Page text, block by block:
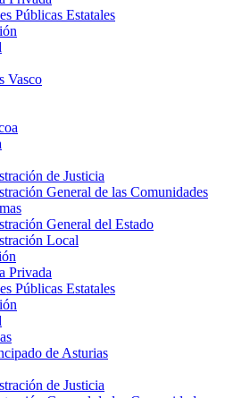
Públicas Estatales
Vasco
de Justicia
General de las Comunidades
General del Estado
Local
Privada
Públicas Estatales
de Asturias
de Justicia